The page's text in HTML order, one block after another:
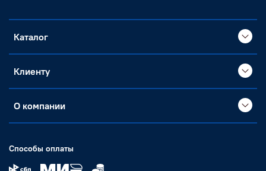
Каталог
Клиенту
О компании
Способы оплаты